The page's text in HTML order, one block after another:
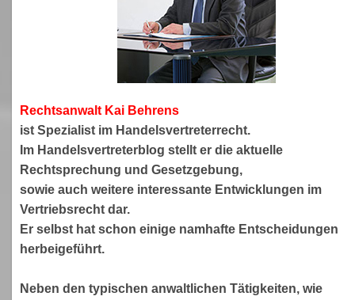
Rechtsanwalt Kai Behrens
ist Spezialist im Handelsvertreterrecht.
Im Handelsvertreterblog stellt er die aktuelle
Rechtsprechung und Gesetzgebung,
sowie auch weitere interessante Entwicklungen im
Vertriebsrecht dar.
Er selbst hat schon einige namhafte Entscheidungen
herbeigeführt.
Neben den typischen anwaltlichen Tätigkeiten, wie